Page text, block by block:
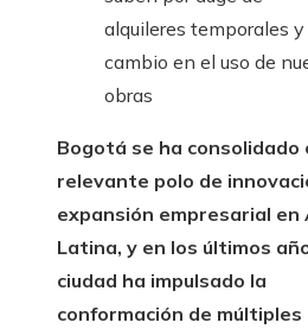
Bogotá se ha consolidado
relevante polo de
expansión empresarial en
Latina, y en los últimos
ciudad ha impulsado la
conformación de